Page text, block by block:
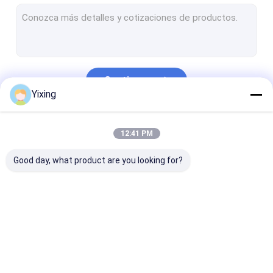
Filtro de discos de cerámica del vacío
Equipo de desecación de cerámica
Deshidratador del vacío del disco
Continuar
Nuestras Categorías
Yixing
12:41 PM
Good day, what product are you looking for?